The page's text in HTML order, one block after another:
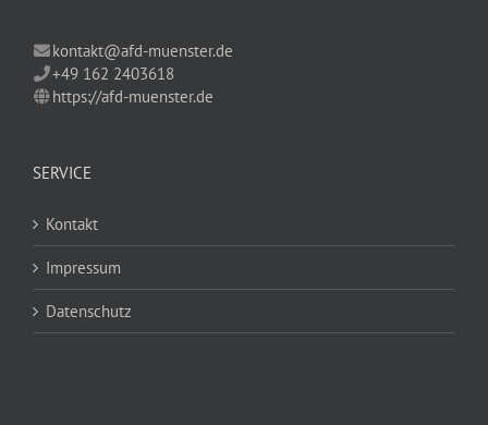
kontakt@afd-muenster.de
+49 162 2403618
https://afd-muenster.de
SERVICE
Kontakt
Impressum
Datenschutz